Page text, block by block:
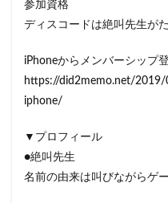
参加資格
ディスコードは絶叫先生が
iPhoneからメンバーシップ
https://did2memo.net/
iphone/
▼プロフィール
●絶叫先生
名前の由来は叫びながらゲ